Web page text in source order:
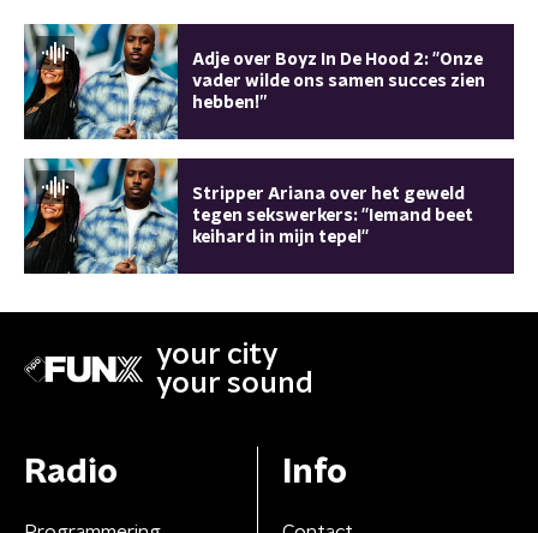
Adje over Boyz In De Hood 2: ''Onze
vader wilde ons samen succes zien
hebben!’’
Stripper Ariana over het geweld
tegen sekswerkers: ''Iemand beet
keihard in mijn tepel''
your city
your sound
Radio Info